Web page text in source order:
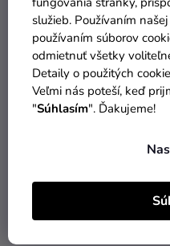
služieb. Používaním
používaním súborov
odmietnuť všetky
Detaily o použitých
Veľmi nás poteší, keď
"Súhlasím". Ďakujeme!
Sada 2 párov detských
ponožiek - Skye
2,89 €
DETAIL